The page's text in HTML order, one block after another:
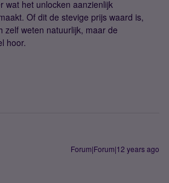
wat het unlocken aanzienlijk
Of dit de stevige prijs waard is,
zelf weten natuurlijk, maar de
hoor.
Forum|Forum|12 years ago